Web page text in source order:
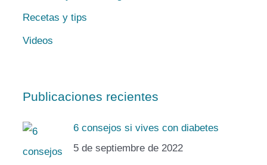
Recetas y tips
Videos
Publicaciones recientes
6 consejos si vives con diabetes
5 de septiembre de 2022